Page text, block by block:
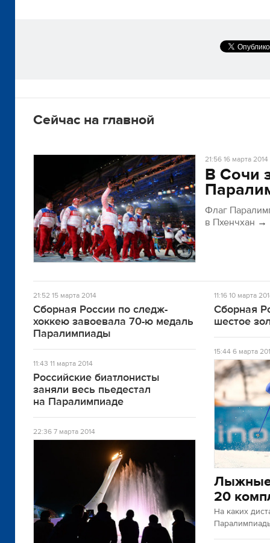
Сейчас на главной
21:5616 марта 2014
В Сочи
Флаг
в Пхенчхан →
21:52 15 марта 2014
Сборная России по следж-
хоккею завоевала 70-ю медаль
Паралимпиады
11:43 11 марта 2014
Российские биатлонисты
заняли весь пьедестал
на Паралимпиаде
22:367 марта 2014
11:1610 марта
Сборная
шестое
15:446 марта
Лыжные
20
На каких